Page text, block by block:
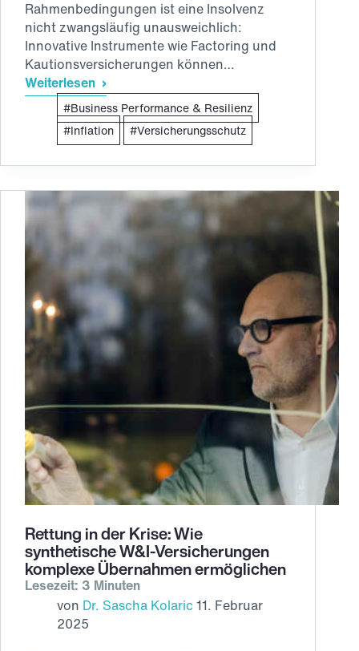
Rahmenbedingungen ist eine Insolvenz
nicht zwangsläufig unausweichlich:
Innovative Instrumente wie Factoring und
Kautionsversicherungen können…
Weiterlesen
Liquidität
sichern,
Insolvenz
vermeiden:
Proaktives
für
Unternehmen
in
der
Business Performance & Resilienz
Inflation
Versicherungsschutz
Rettung in der Krise: Wie
synthetische W&I-Versicherungen
komplexe Übernahmen ermöglichen
Lesezeit: 3 Minuten
von Dr. Sascha Kolaric 11. Februar
2025